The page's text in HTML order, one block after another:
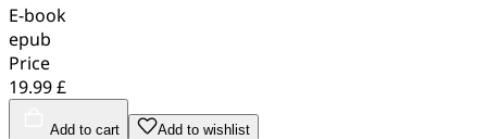
E-book
epub
Price
19.99 £
Add to cart Add to wishlist